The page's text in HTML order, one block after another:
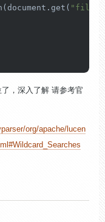
，深入了解 请参考官
org/apache/lucen